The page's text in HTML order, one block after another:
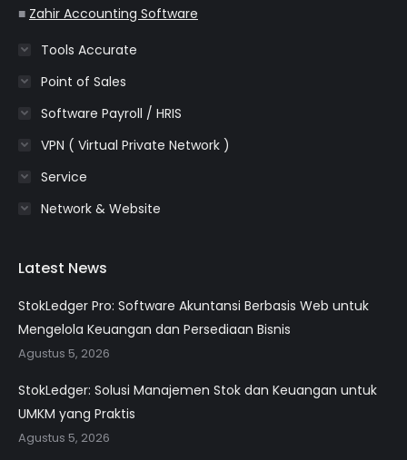
■ Zahir Accounting Software
Tools Accurate
Point of Sales
Software Payroll / HRIS
VPN ( Virtual Private Network )
Service
Network & Website
Latest News
StokLedger Pro: Software Akuntansi Berbasis Web untuk
Mengelola Keuangan dan Persediaan Bisnis
Agustus 5, 2026
StokLedger: Solusi Manajemen Stok dan Keuangan untuk
UMKM yang Praktis
Agustus 5, 2026